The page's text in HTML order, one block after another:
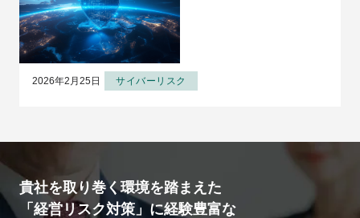
2026年2月25日 サイバーリスク
貴社を取り巻く環境を踏まえた
「経営リスク対策」に経験豊富な